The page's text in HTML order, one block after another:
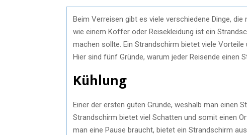
Beim Verreisen gibt es viele verschiedene Dinge,
wie einem Koffer oder Reisekleidung ist ein
machen sollte. Ein Strandschirm bietet viele
Hier sind fünf Gründe, warum jeder Reisende einen
Kühlung
Einer der ersten guten Gründe, weshalb man einen
Strandschirm bietet viel Schatten und somit einen
man eine Pause braucht, bietet ein Strandschirm